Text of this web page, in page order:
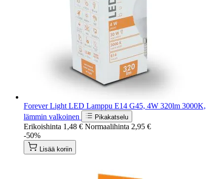
Forever Light LED Lamppu E14 G45, 4W 320lm 3000K,
lämmin valkoinen
Pikakatselu
Erikoishinta 1,48 € Normaalihinta 2,95 €
-50%
Lisää koriin